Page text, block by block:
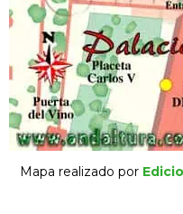
Mapa realizado por